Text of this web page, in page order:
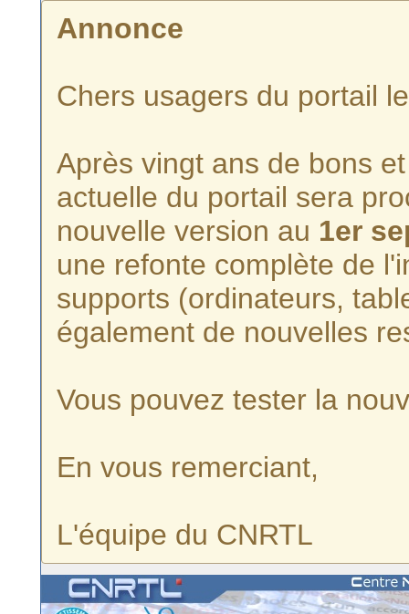
Annonce
Chers usagers du portail
Après vingt ans de bons
actuelle du portail sera
nouvelle version au 1er
une refonte complète de
supports (ordinateurs,
également de nouvelles
Vous pouvez tester la
En vous remerciant,
L'équipe du CNRTL